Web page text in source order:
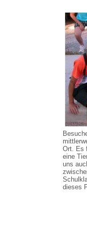
Ort. Es
eine
uns
dieses